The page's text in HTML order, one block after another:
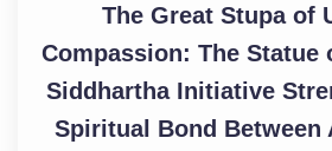
The Great Stupa of
Compassion: The Statue
Siddhartha Initiative
Spiritual Bond Between